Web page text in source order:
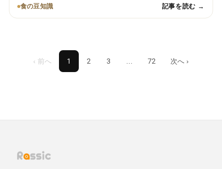
食の豆知識 記事を読む →
‹ 前へ 1 2 3 72 次へ ›